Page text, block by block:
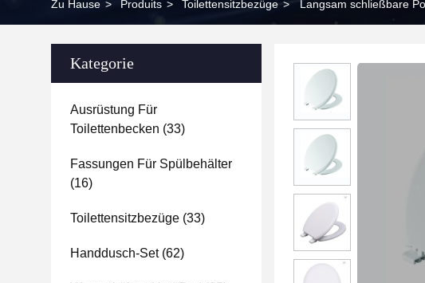
Zu Hause > Produits > Toilettensitzbezüge > Langsam schließbare
Kategorie
Ausrüstung Für
Toilettenbecken (33)
Fassungen Für Spülbehälter
(16)
Toilettensitzbezüge (33)
Handdusch-Set(62)